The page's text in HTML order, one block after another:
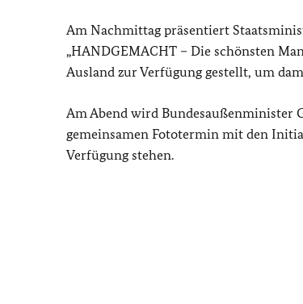
Am Nachmittag präsentiert
„HANDGEMACHT – Die schönsten
Ausland zur Verfügung gestellt, um
Am Abend wird Bundesaußenminister
gemeinsamen Fototermin mit den
Verfügung stehen.